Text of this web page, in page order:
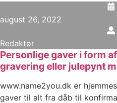
august 26, 2022
Redaktør
Personlige gaver i form
gravering eller julepynt
www.name2you.dk er
gaver til alt fra dåb til